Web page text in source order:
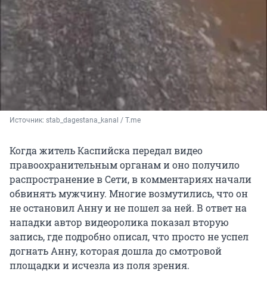
Источник: stab_dagestana_kanal / Т.me
Когда житель Каспийска передал видео
правоохранительным органам и оно получило
распространение в Сети, в комментариях начали
обвинять мужчину. Многие возмутились, что он
не остановил Анну и не пошел за ней. В ответ на
нападки автор видеоролика показал вторую
запись, где подробно описал, что просто не успел
догнать Анну, которая дошла до смотровой
площадки и исчезла из поля зрения.